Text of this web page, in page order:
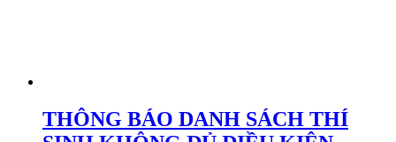
THÔNG BÁO DANH SÁCH THÍ